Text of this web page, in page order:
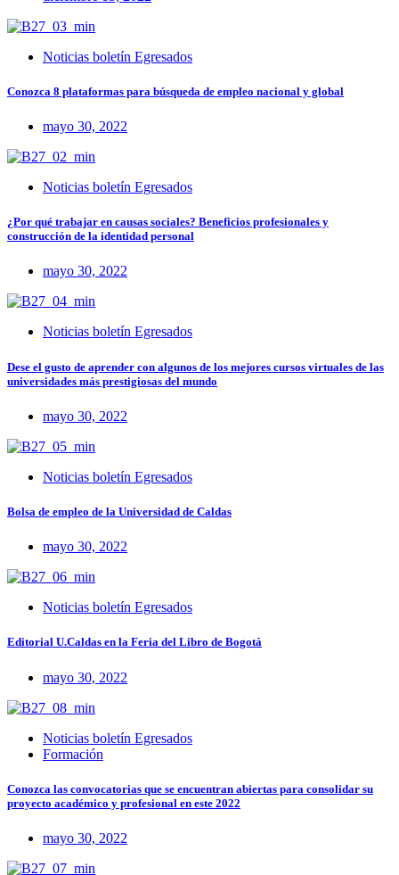
Noticias boletín Egresados
Conozca 8 plataformas para búsqueda de empleo nacional y global
mayo 30, 2022
Noticias boletín Egresados
¿Por qué trabajar en causas sociales? Beneficios profesionales y
construcción de la identidad personal
mayo 30, 2022
Noticias boletín Egresados
Dese el gusto de aprender con algunos de los mejores cursos virtuales de las
universidades más prestigiosas del mundo
mayo 30, 2022
Noticias boletín Egresados
Bolsa de empleo de la Universidad de Caldas
mayo 30, 2022
Noticias boletín Egresados
Editorial U.Caldas en la Feria del Libro de Bogotá
mayo 30, 2022
Noticias boletín Egresados
Formación
Conozca las convocatorias que se encuentran abiertas para consolidar su
proyecto académico y profesional en este 2022
mayo 30, 2022